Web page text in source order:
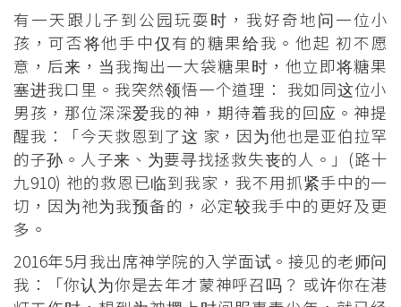
有一天跟儿子到公园玩耍时，我好奇地问一位小
孩，可否将他手中仅有的糖果给我。他起 初不愿
意，后来，当我掏出一大袋糖果时，他立即将糖果
塞进我口里。我突然领悟一个道理： 我如同这位小
男孩，那位深深爱我的神，期待着我的回应。神提
醒我：「今天救恩到了这 家，因为他也是亚伯拉罕
的子孙。人子来、为要寻找拯救失丧的人。」(路十
九910) 祂的救恩已临到我家，我不用抓紧手中的一
切，因为祂为我预备的，必定较我手中的更好及更
多。
2016年5月我出席神学院的入学面试。接见的老师问
我：「你认为你是去年才蒙神呼召吗？ 或许你在港